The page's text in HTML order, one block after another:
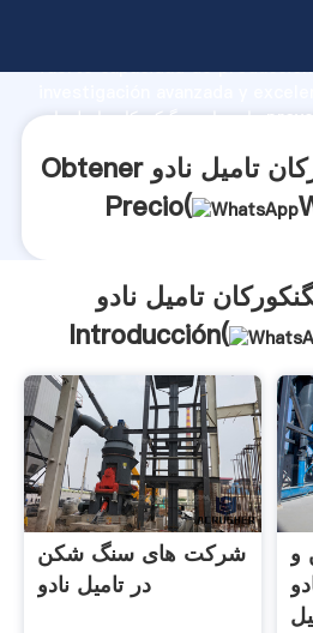
fuerte capacidad de
واحد باتو منگنکورکان تامیل نادو proveedor crea el valor y
Obtener واحد باتو منگنکورکان تامیل نادو
Precio(
تامیل نادو
Introducción(
شرکت های سنگ شکن
در تامیل نادو
و